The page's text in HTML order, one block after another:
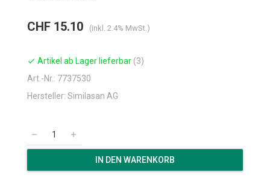
CHF 15.10 (inkl. 2.4% MwSt.)
check Artikel ab Lager lieferbar (3)
Art.-Nr.: 7737530
Hersteller: Similasan AG
remove add
IN DEN WARENKORB